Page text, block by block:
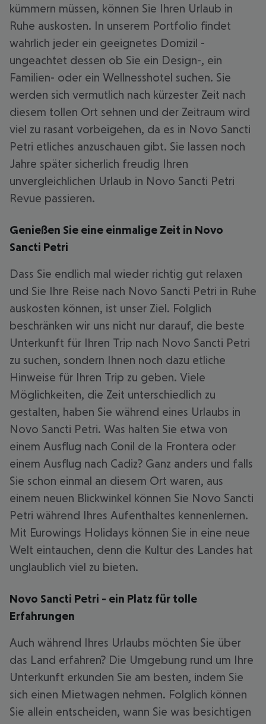
kümmern müssen, können Sie Ihren Urlaub in
Ruhe auskosten. In unserem Portfolio findet
wahrlich jeder ein geeignetes Domizil -
ungeachtet dessen ob Sie ein Design-, ein
Familien- oder ein Wellnesshotel suchen. Sie
werden sich vermutlich nach kürzester Zeit nach
diesem tollen Ort sehnen und der Zeitraum wird
viel zu rasant vorbeigehen, da es in Novo Sancti
Petri etliches anzuschauen gibt. Sie lassen noch
Jahre später sicherlich freudig Ihren
unvergleichlichen Urlaub in Novo Sancti Petri
Revue passieren.
Genießen Sie eine einmalige Zeit in Novo
Sancti Petri
Dass Sie endlich mal wieder richtig gut relaxen
und Sie Ihre Reise nach Novo Sancti Petri in Ruhe
auskosten können, ist unser Ziel. Folglich
beschränken wir uns nicht nur darauf, die beste
Unterkunft für Ihren Trip nach Novo Sancti Petri
zu suchen, sondern Ihnen noch dazu etliche
Hinweise für Ihren Trip zu geben. Viele
Möglichkeiten, die Zeit unterschiedlich zu
gestalten, haben Sie während eines Urlaubs in
Novo Sancti Petri. Was halten Sie etwa von
einem Ausflug nach Conil de la Frontera oder
einem Ausflug nach Cadiz? Ganz anders und falls
Sie schon einmal an diesem Ort waren, aus
einem neuen Blickwinkel können Sie Novo Sancti
Petri während Ihres Aufenthaltes kennenlernen.
Mit Eurowings Holidays können Sie in eine neue
Welt eintauchen, denn die Kultur des Landes hat
unglaublich viel zu bieten.
Novo Sancti Petri - ein Platz für tolle
Erfahrungen
Auch während Ihres Urlaubs möchten Sie über
das Land erfahren? Die Umgebung rund um Ihre
Unterkunft erkunden Sie am besten, indem Sie
sich einen Mietwagen nehmen. Folglich können
Sie allein entscheiden, wann Sie was besichtigen